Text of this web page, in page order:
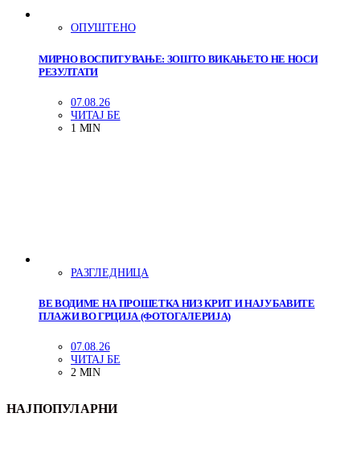
ОПУШТЕНО
МИРНО ВОСПИТУВАЊЕ: ЗОШТО ВИКАЊЕТО НЕ НОСИ
РЕЗУЛТАТИ
07.08.26
ЧИТАЈ БЕ
1 MIN
РАЗГЛЕДНИЦА
ВЕ ВОДИМЕ НА ПРОШЕТКА НИЗ КРИТ И НАЈУБАВИТЕ
ПЛАЖИ ВО ГРЦИЈА (ФОТОГАЛЕРИЈА)
07.08.26
ЧИТАЈ БЕ
2 MIN
НАЈПОПУЛАРНИ